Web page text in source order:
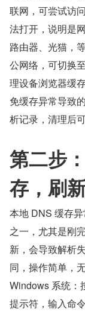
联网，可尝试访
法打开，说明是
路由器、光猫，
公网络，可切换
理设备浏览器缓
免缓存异常导致
析记录，清理后
第二步
存，刷
本地 DNS 缓存
之一，尤其是刚
新，会导致解析
同，操作简单，
Windows 系统：
提示符，输入命